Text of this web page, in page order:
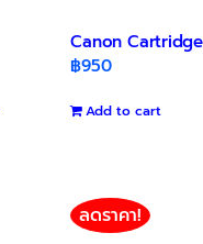
Canon
฿950
Add to cart
ลดราคา!